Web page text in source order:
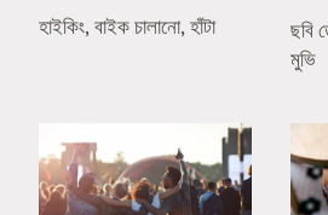
হাইকিং, বাইক চালানো, হাঁটা
ছবি
মুভি